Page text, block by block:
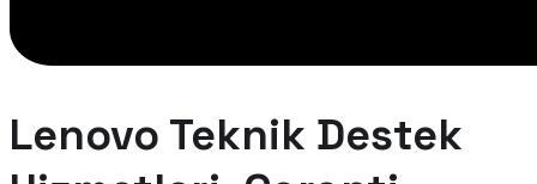
Lenovo Teknik Destek